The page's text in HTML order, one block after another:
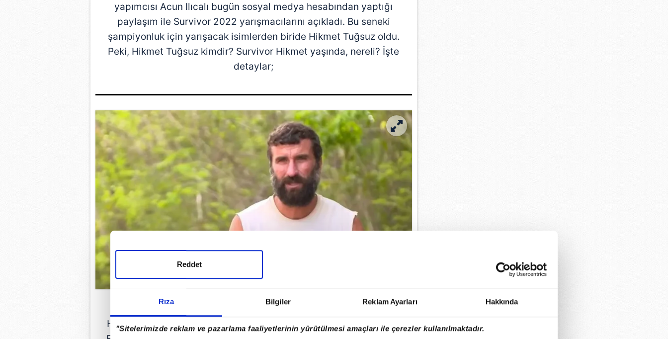
Rıza Bilgiler Reklam Ayarları Hakkında
"Sitelerimizde reklam ve pazarlama faaliyetlerinin yürütülmesi amaçları ile çerezler kullanılmaktadır.
Reddet
yapımcısı Acun Ilıcalı bugün sosyal medya hesabından yaptığı
paylaşım ile Survivor 2022 yarışmacılarını açıkladı. Bu seneki
şampiyonluk için yarışacak isimlerden biride Hikmet Tuğsuz oldu.
Peki, Hikmet Tuğsuz kimdir? Survivor Hikmet yaşında, nereli? İşte
detaylar;
SURVİVOR HİKMET TUĞSUZ KİMDİR?
Hikmet Tuğsuz 16 Kasım 1986'da Antalya'nın Akseki ilçesine bağlı